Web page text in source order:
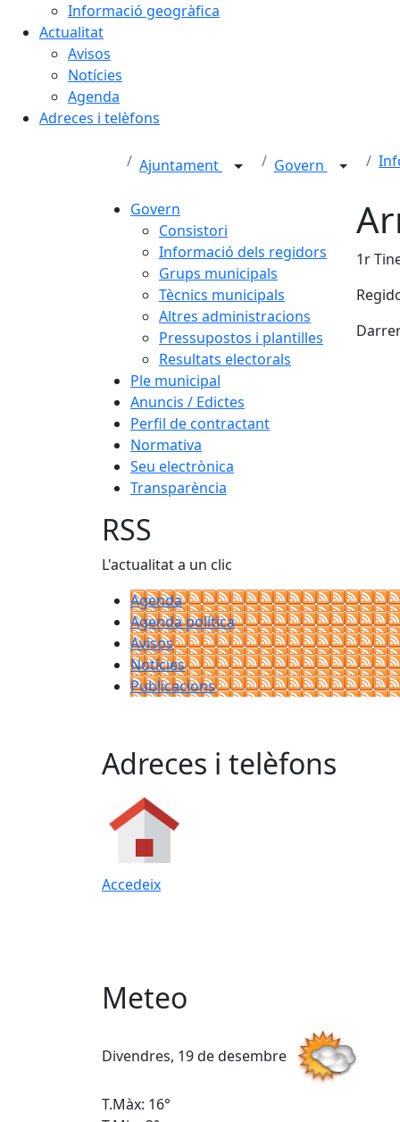
Informació geogràfica
Actualitat
Avisos
Notícies
Agenda
Adreces i telèfons
Ajuntament Govern
Govern
Consistori
Informació dels regidors
Grups municipals
Tècnics municipals
Altres administracions
Pressupostos i plantilles
Resultats electorals
Ple municipal
Anuncis / Edictes
Perfil de contractant
Normativa
Seu electrònica
Transparència
1r
RSS
L'actualitat a un clic
Agenda
Agenda política
Avisos
Notícies
Publicacions
Adreces i telèfons
Accedeix
Meteo
Divendres, 19 de desembre
T.Màx: 16°